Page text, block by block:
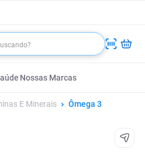
Nossas Marcas
E Minerais Ômega 3